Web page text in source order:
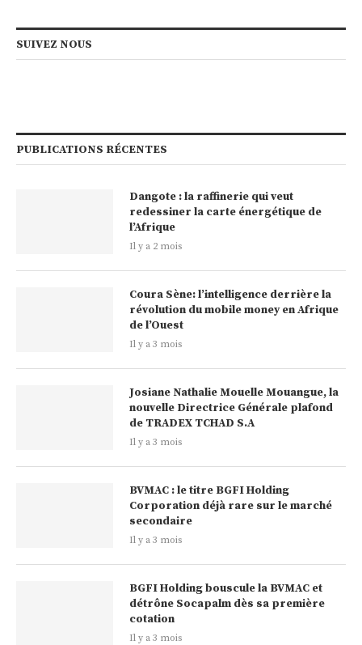
SUIVEZ NOUS
PUBLICATIONS RÉCENTES
Dangote : la raffinerie qui veut
redessiner la carte énergétique de
l’Afrique
Il y a 2 mois
Coura Sène: l’intelligence derrière la
révolution du mobile money en Afrique
de l’Ouest
Il y a 3 mois
Josiane Nathalie Mouelle Mouangue, la
nouvelle Directrice Générale plafond
de TRADEX TCHAD S.A
Il y a 3 mois
BVMAC : le titre BGFI Holding
Corporation déjà rare sur le marché
secondaire
Il y a 3 mois
BGFI Holding bouscule la BVMAC et
détrône Socapalm dès sa première
cotation
Il y a 3 mois